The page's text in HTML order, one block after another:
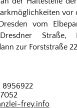
arkmöglichkeiten vor
vom
Straße,
zur Forststraße
8956922
frey.info